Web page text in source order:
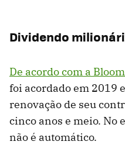
Dividendo
De acordo com a
foi acordado em 2019
renovação de seu
cinco anos e meio. No
não é automático.